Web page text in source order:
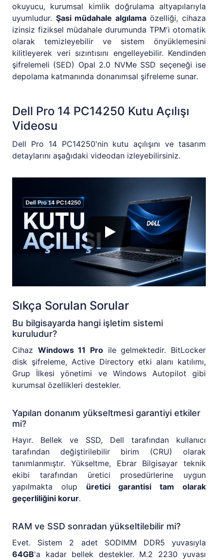
okuyucu, kurumsal kimlik doğrulama altyapılarıyla
uyumludur. Şasi müdahale algılamaözelliği, cihaza
izinsiz fiziksel müdahale durumunda TPM'i otomatik
olarak temizleyebilir ve sistem önyüklemesini
kilitleyerek veri sızıntısını engelleyebilir. Kendinden
şifrelemeli (SED) Opal 2.0 NVMe SSD seçeneği ise
depolama katmanında donanımsal şifreleme sunar.
Dell Pro 14 PC14250 Kutu Açılışı
Videosu
Dell Pro 14 PC14250'nin kutu açılışını ve tasarım
detaylarını aşağıdaki videodan izleyebilirsiniz.
Sıkça Sorulan Sorular
Bu bilgisayarda hangi işletim sistemi
kuruludur?
Cihaz Windows 11 Pro ile gelmektedir. BitLocker
disk şifreleme, Active Directory etki alanı katılımı,
Grup İlkesi yönetimi ve Windows Autopilot gibi
kurumsal özellikleri destekler.
Yapılan donanım yükseltmesi garantiyi etkiler
mi?
Hayır. Bellek ve SSD, Dell tarafından kullanıcı
tarafından değiştirilebilir birim (CRU) olarak
tanımlanmıştır. Yükseltme, Ebrar Bilgisayar teknik
ekibi tarafından üretici prosedürlerine uygun
yapılmakta olup üretici garantisi tam olarak
geçerliliğini korur.
RAM ve SSD sonradan yükseltilebilir mi?
Evet. Sistem 2 adet SODIMM DDR5 yuvasıyla
64GB'a kadar bellek destekler. M.2 2230 yuvası